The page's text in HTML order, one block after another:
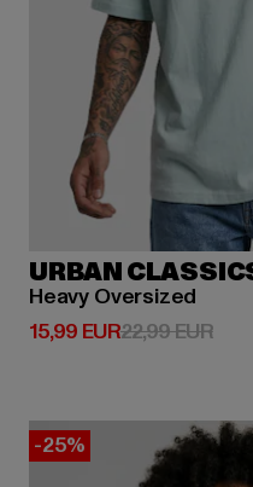
URBAN
Heavy Oversized
15,99 EUR
Derzeitiger Preis: 15,99
22,99 EUR
-25%